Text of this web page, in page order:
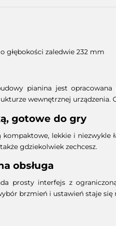
głębokości zaledwie 232 mm
pianina jest
wewnętrznej
gotowe do gry
kompaktowe, lekkie i
gdziekolwiek zechcesz.
obsługa
prosty interfejs z
brzmień i ustawień staje się